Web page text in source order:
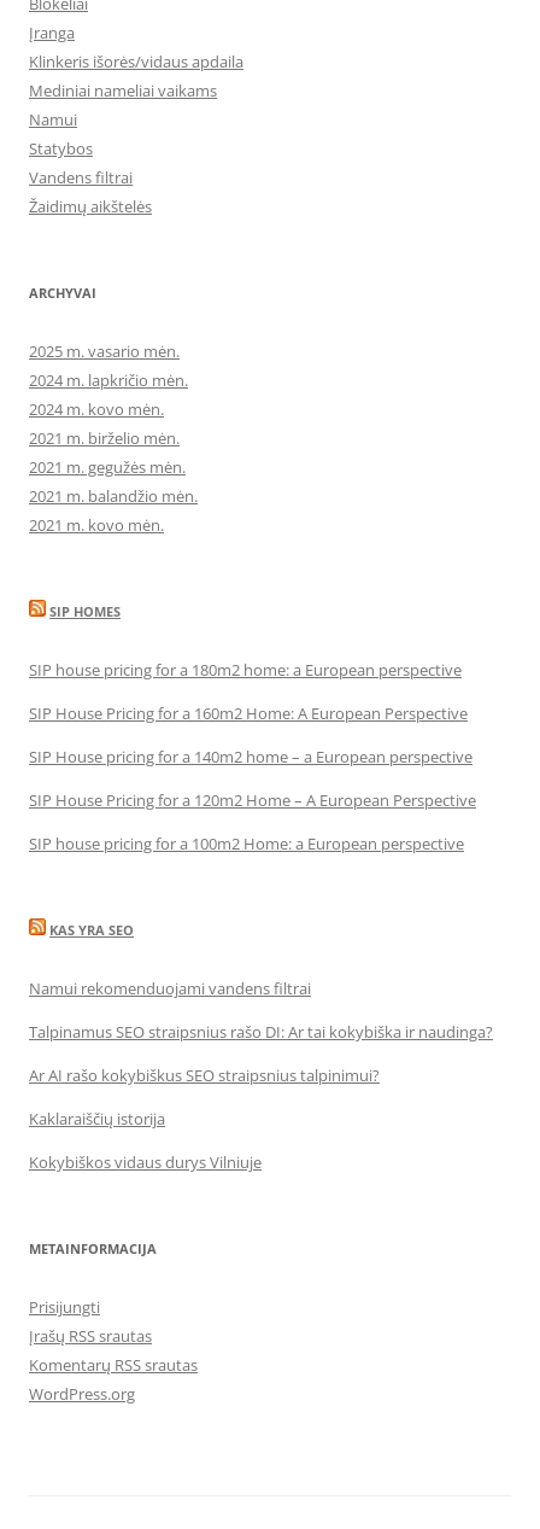
Įranga
Klinkeris išorės/vidaus apdaila
Mediniai nameliai vaikams
Namui
Statybos
Vandens filtrai
Žaidimų aikštelės
ARCHYVAI
2025 m. vasario mėn.
2024 m. lapkričio mėn.
2024 m. kovo mėn.
2021 m. birželio mėn.
2021 m. gegužės mėn.
2021 m. balandžio mėn.
2021 m. kovo mėn.
SIP HOMES
SIP house pricing for a 180m2 home: a European perspective
SIP House Pricing for a 160m2 Home: A European Perspective
SIP House pricing for a 140m2 home – a European perspective
SIP House Pricing for a 120m2 Home – A European Perspective
SIP house pricing for a 100m2 Home: a European perspective
KAS YRA SEO
Namui rekomenduojami vandens filtrai
Talpinamus SEO straipsnius rašo DI: Ar tai kokybiška ir naudinga?
Ar AI rašo kokybiškus SEO straipsnius talpinimui?
Kaklaraiščių istorija
Kokybiškos vidaus durys Vilniuje
METAINFORMACIJA
Prisijungti
Įrašų RSS srautas
Komentarų RSS srautas
WordPress.org